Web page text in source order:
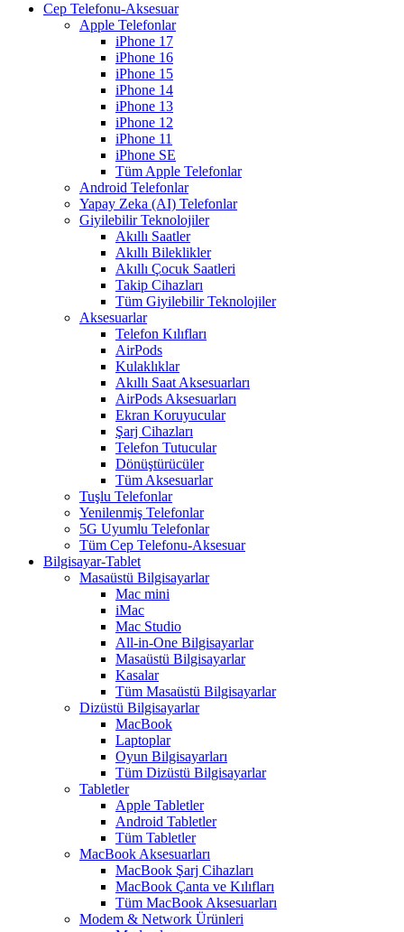
Cep Telefonu-Aksesuar
Apple Telefonlar
iPhone 17
iPhone 16
iPhone 15
iPhone 14
iPhone 13
iPhone 12
iPhone 11
iPhone SE
Tüm Apple Telefonlar
Android Telefonlar
Yapay Zeka (AI) Telefonlar
Giyilebilir Teknolojiler
Akıllı Saatler
Akıllı Bileklikler
Akıllı Çocuk Saatleri
Takip Cihazları
Tüm Giyilebilir Teknolojiler
Aksesuarlar
Telefon Kılıfları
AirPods
Kulaklıklar
Akıllı Saat Aksesuarları
AirPods Aksesuarları
Ekran Koruyucular
Şarj Cihazları
Telefon Tutucular
Dönüştürücüler
Tüm Aksesuarlar
Tuşlu Telefonlar
Yenilenmiş Telefonlar
5G Uyumlu Telefonlar
Tüm Cep Telefonu-Aksesuar
Bilgisayar-Tablet
Masaüstü Bilgisayarlar
Mac mini
iMac
Mac Studio
All-in-One Bilgisayarlar
Masaüstü Bilgisayarlar
Kasalar
Tüm Masaüstü Bilgisayarlar
Dizüstü Bilgisayarlar
MacBook
Laptoplar
Oyun Bilgisayarları
Tüm Dizüstü Bilgisayarlar
Tabletler
Apple Tabletler
Android Tabletler
Tüm Tabletler
MacBook Aksesuarları
MacBook Şarj Cihazları
MacBook Çanta ve Kılıfları
Tüm MacBook Aksesuarları
Modem & Network Ürünleri